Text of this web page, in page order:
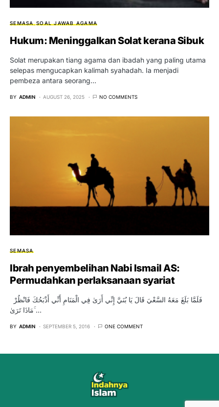
SEMASA SOAL JAWAB AGAMA
Hukum: Meninggalkan Solat kerana Sibuk
Solat merupakan tiang agama dan ibadah yang paling utama
selepas mengucapkan kalimah syahadah. Ia menjadi
pembeza antara seorang…
BY ADMIN AUGUST 26, 2025 NO COMMENTS
SEMASA
Ibrah penyembelihan Nabi Ismail AS:
Permudahkan perlaksanaan syariat
مَاذَا تَرَىٰ ۚ…
BY ADMIN SEPTEMBER 5, 2016 ONE COMMENT